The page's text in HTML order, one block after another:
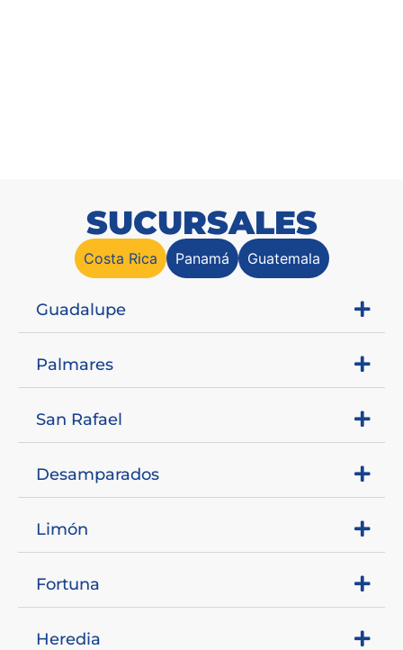
SUCURSALES
Costa Rica Panamá Guatemala
Guadalupe
Palmares
San Rafael
Desamparados
Limón
Fortuna
Heredia